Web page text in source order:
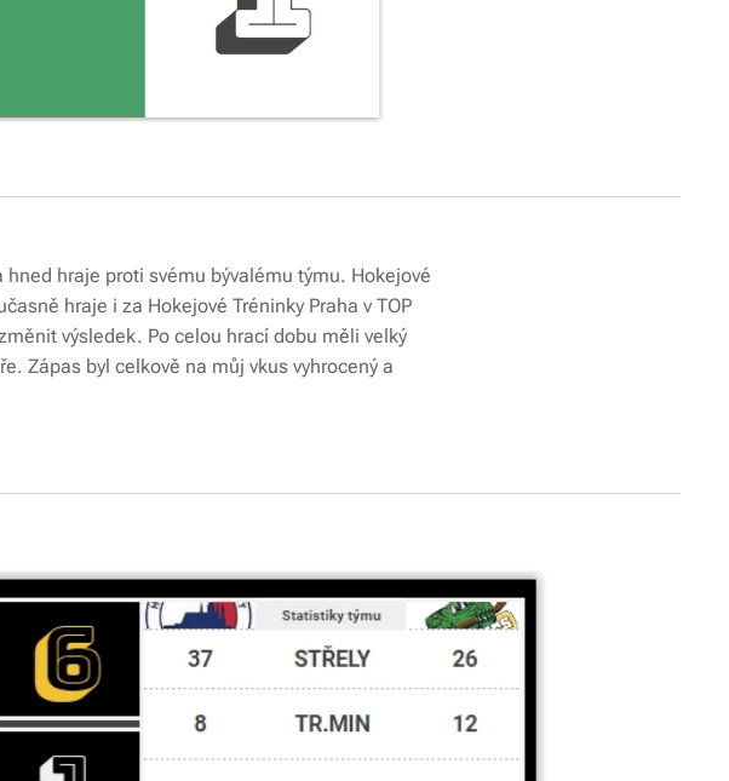
hraje proti svému bývalému týmu. Hokejové
hraje i za Hokejové Tréninky Praha v TOP
výsledek. Po celou hrací dobu měli velký
Zápas byl celkově na můj vkus vyhrocený a